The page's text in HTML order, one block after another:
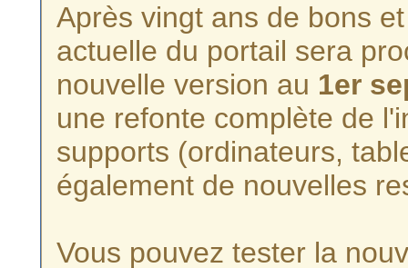
Après vingt ans de bons
actuelle du portail sera
nouvelle version au 1er
une refonte complète de
supports (ordinateurs,
également de nouvelles
Vous pouvez tester la